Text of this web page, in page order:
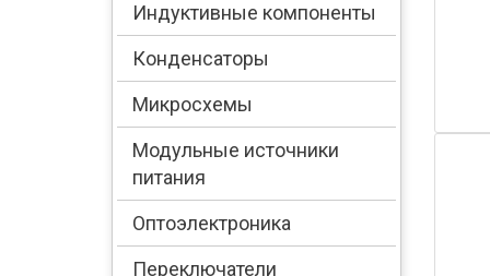
Индуктивные компоненты
Конденсаторы
Микросхемы
Модульные источники
питания
Оптоэлектроника
Переключатели